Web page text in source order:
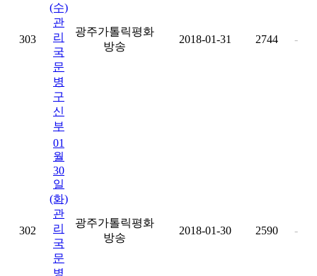
303
(수)
관
리
국
문
병
구
신
부
광주가톨릭평화
방송
2018-01-31 2744 -
302
01
월
30
일
(화)
관
리
국
문
병
광주가톨릭평화
방송
2018-01-30 2590 -